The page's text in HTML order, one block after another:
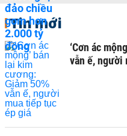
Tin mới
‘Cơn ác
vẫn ế, người